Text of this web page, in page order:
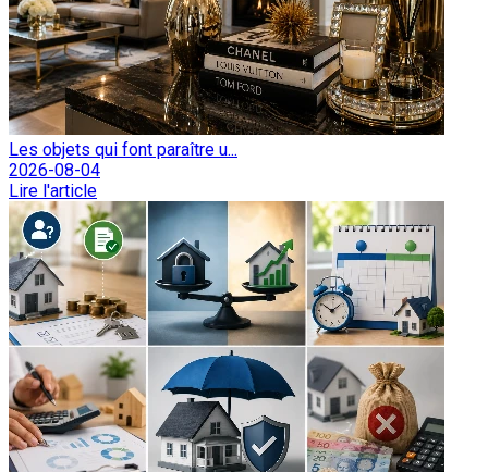
Les objets qui font paraître u...
2026-08-04
Lire l'article